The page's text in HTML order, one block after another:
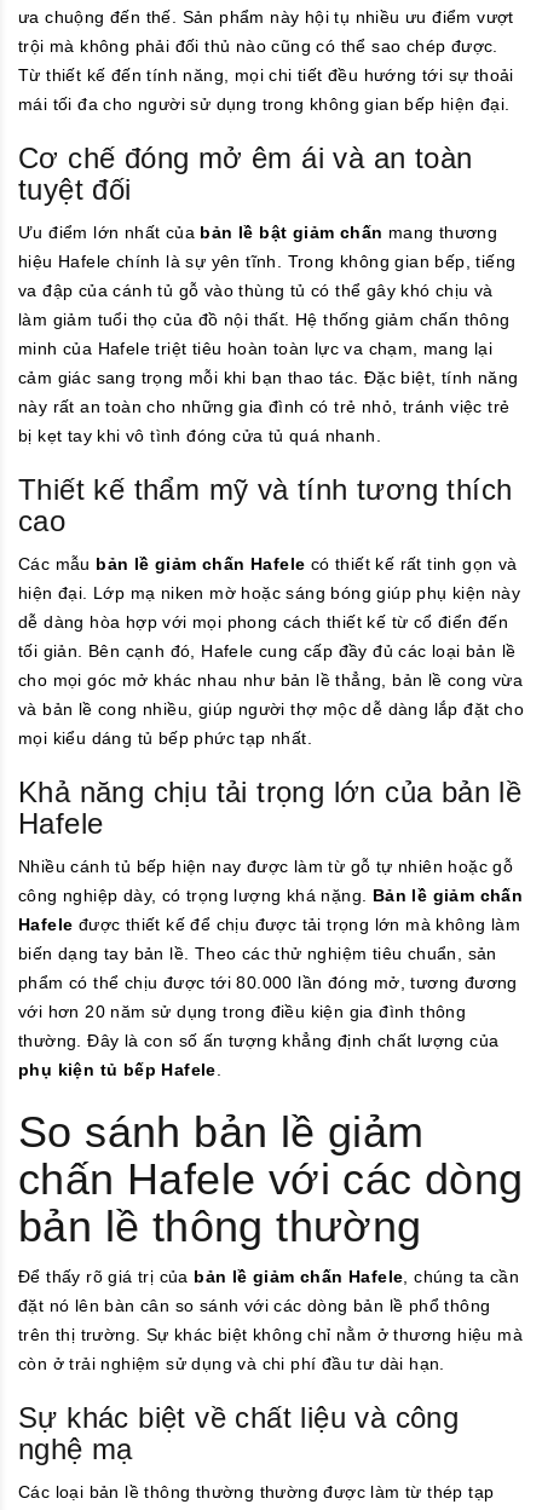
ưa chuộng đến thế. Sản phẩm này hội tụ nhiều ưu điểm vượt
trội mà không phải đối thủ nào cũng có thể sao chép được.
Từ thiết kế đến tính năng, mọi chi tiết đều hướng tới sự thoải
mái tối đa cho người sử dụng trong không gian bếp hiện đại.
Cơ chế đóng mở êm ái và an toàn
tuyệt đối
Ưu điểm lớn nhất của bản lề bật giảm chấn mang thương
hiệu Hafele chính là sự yên tĩnh. Trong không gian bếp, tiếng
va đập của cánh tủ gỗ vào thùng tủ có thể gây khó chịu và
làm giảm tuổi thọ của đồ nội thất. Hệ thống giảm chấn thông
minh của Hafele triệt tiêu hoàn toàn lực va chạm, mang lại
cảm giác sang trọng mỗi khi bạn thao tác. Đặc biệt, tính năng
này rất an toàn cho những gia đình có trẻ nhỏ, tránh việc trẻ
bị kẹt tay khi vô tình đóng cửa tủ quá nhanh.
Thiết kế thẩm mỹ và tính tương thích
cao
Các mẫu bản lề giảm chấn Hafele có thiết kế rất tinh gọn và
hiện đại. Lớp mạ niken mờ hoặc sáng bóng giúp phụ kiện này
dễ dàng hòa hợp với mọi phong cách thiết kế từ cổ điển đến
tối giản. Bên cạnh đó, Hafele cung cấp đầy đủ các loại bản lề
cho mọi góc mở khác nhau như bản lề thẳng, bản lề cong vừa
và bản lề cong nhiều, giúp người thợ mộc dễ dàng lắp đặt cho
mọi kiểu dáng tủ bếp phức tạp nhất.
Khả năng chịu tải trọng lớn của bản lề
Hafele
Nhiều cánh tủ bếp hiện nay được làm từ gỗ tự nhiên hoặc gỗ
công nghiệp dày, có trọng lượng khá nặng. Bản lề giảm chấn
Hafele được thiết kế để chịu được tải trọng lớn mà không làm
biến dạng tay bản lề. Theo các thử nghiệm tiêu chuẩn, sản
phẩm có thể chịu được tới 80.000 lần đóng mở, tương đương
với hơn 20 năm sử dụng trong điều kiện gia đình thông
thường. Đây là con số ấn tượng khẳng định chất lượng của
phụ kiện tủ bếp Hafele.
So sánh bản lề giảm
chấn Hafele với các dòng
bản lề thông thường
Để thấy rõ giá trị của bản lề giảm chấn Hafele, chúng ta cần
đặt nó lên bàn cân so sánh với các dòng bản lề phổ thông
trên thị trường. Sự khác biệt không chỉ nằm ở thương hiệu mà
còn ở trải nghiệm sử dụng và chi phí đầu tư dài hạn.
Sự khác biệt về chất liệu và công
nghệ mạ
Các loại bản lề thông thường thường được làm từ thép tạp